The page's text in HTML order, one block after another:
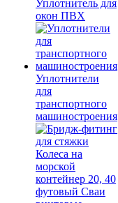
Уплотнитель для
окон ПВХ
Уплотнители
для
транспортного
машиностроения